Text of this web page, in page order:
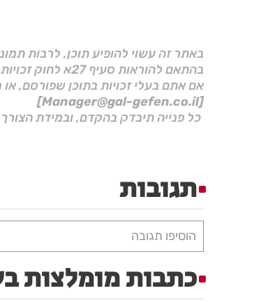
באתר זה עשוי להופיע תוכן, לרבות
בהתאם להוראות סעיף 27א לחוק זכויות יוצרים, התשס"ח–2007.
אם אתם בעלי זכויות בתוכן שפורסם, או
[Manager@gal-gefen.co.il]
כל פנייה תיבדק בהקדם, ובמידת
תגובות
הוסיפו תגובה
כתבות מומלצות